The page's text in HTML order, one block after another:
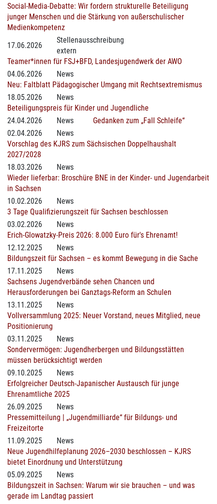
Social-Media-Debatte: Wir fordern strukturelle Beteiligung
junger Menschen und die Stärkung von außerschulischer
Medienkompetenz
17.06.2026
Stellenausschreibung
extern
Teamer*innen für FSJ+BFD, Landesjugendwerk der AWO
04.06.2026
News
Neu: Faltblatt Pädagogischer Umgang mit Rechtsextremismus
18.05.2026
News
Beteiligungspreis für Kinder und Jugendliche
24.04.2026
News
Gedanken zum „Fall Schleife“
02.04.2026
News
Vorschlag des KJRS zum Sächsischen Doppelhaushalt
2027/2028
18.03.2026
News
Wieder lieferbar: Broschüre BNE in der Kinder- und Jugendarbeit
in Sachsen
10.02.2026
News
3 Tage Qualifizierungszeit für Sachsen beschlossen
03.02.2026
News
Erich-Glowatzky-Preis 2026: 8.000 Euro für's Ehrenamt!
12.12.2025
News
Bildungszeit für Sachsen – es kommt Bewegung in die Sache
17.11.2025
News
Sachsens Jugendverbände sehen Chancen und
Herausforderungen bei Ganztags-Reform an Schulen
13.11.2025
News
Vollversammlung 2025: Neuer Vorstand, neues Mitglied, neue
Positionierung
03.11.2025
News
Sondervermögen: Jugendherbergen und Bildungsstätten
müssen berücksichtigt werden
09.10.2025
News
Erfolgreicher Deutsch-Japanischer Austausch für junge
Ehrenamtliche 2025
26.09.2025
News
Pressemitteilung | „Jugendmilliarde“ für Bildungs- und
Freizeitorte
11.09.2025
News
Neue Jugendhilfeplanung 2026–2030 beschlossen – KJRS
bietet Einordnung und Unterstützung
05.09.2025
News
Bildungszeit in Sachsen: Warum wir sie brauchen – und was
gerade im Landtag passiert